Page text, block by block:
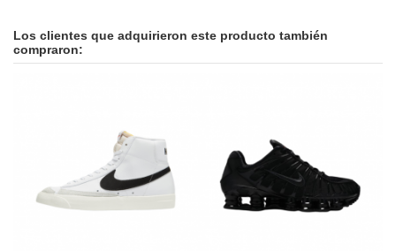
Los clientes que adquirieron este producto también
compraron: